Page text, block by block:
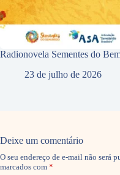
Radionovela Sementes do
23 de julho de 2026
Deixe um comentário
O seu endereço de e-mail não será
marcados com *